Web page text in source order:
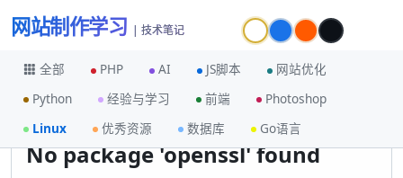
网站制作学习 | 技术笔记
全部 PHP AI JS脚本
网站优化
Python
经验与学习 前端
Photoshop
Linux
优秀资源 数据库 Go语言
首页 No package 'openssl' found
No package 'openssl' found